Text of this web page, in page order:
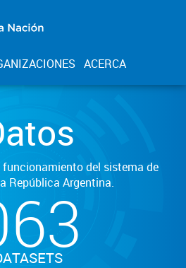
ACERCA
funcionamiento del sistema de
República Argentina.